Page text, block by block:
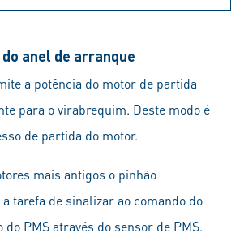
anel de arranque
a potência do motor de partida
para o virabrequim. Deste modo é
de partida do motor.
mais antigos o pinhão
tarefa de sinalizar ao comando do
do PMS através do sensor de PMS.